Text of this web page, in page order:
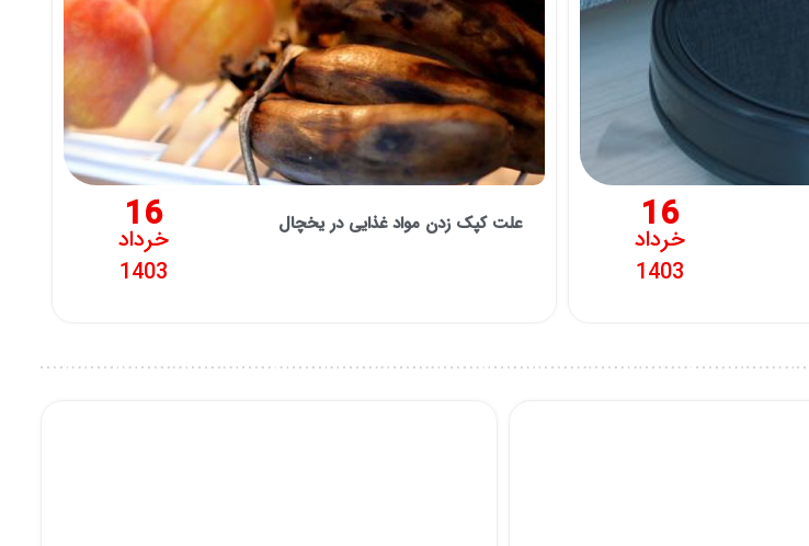
16
خرداد
1403
علت کپک زدن مواد غذایی در یخچال 16
خرداد
1403